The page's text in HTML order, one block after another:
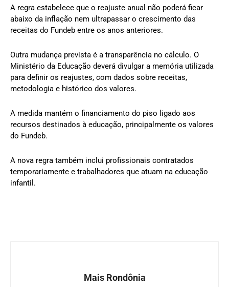
A regra estabelece que o reajuste anual não poderá ficar
abaixo da inflação nem ultrapassar o crescimento das
receitas do Fundeb entre os anos anteriores.
Outra mudança prevista é a transparência no cálculo. O
Ministério da Educação deverá divulgar a memória utilizada
para definir os reajustes, com dados sobre receitas,
metodologia e histórico dos valores.
A medida mantém o financiamento do piso ligado aos
recursos destinados à educação, principalmente os valores
do Fundeb.
A nova regra também inclui profissionais contratados
temporariamente e trabalhadores que atuam na educação
infantil.
Mais Rondônia